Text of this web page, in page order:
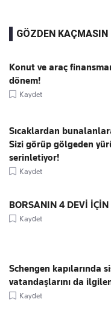
GÖZDEN KAÇMASIN
Konut ve araç
dönem!
Kaydet
Sıcaklardan
Sizi görüp gölgeden
serinletiyor!
Kaydet
BORSANIN 4 DEVİ İÇİN
Kaydet
Schengen kapılarında
vatandaşlarını da
Kaydet